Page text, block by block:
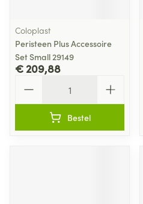
Coloplast
Peristeen Plus Accessoire
Set Small 29149
€ 209,88
Bestel